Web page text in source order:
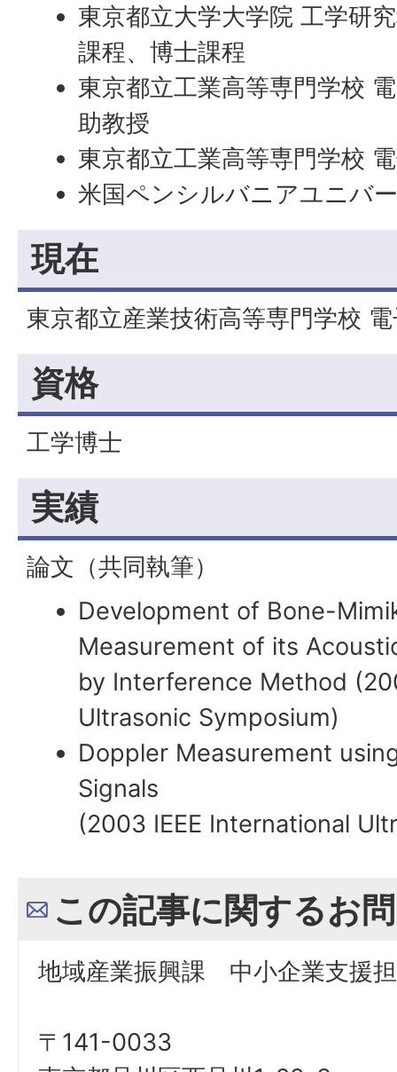
東京都立大学大学院 工学研
課程、博士課程
東京都立工業高等専門学校
助教授
東京都立工業高等専門学校
米国ペンシルバニアユニバ
現在
東京都立産業技術高等専門学校
資格
工学博士
実績
論文（共同執筆）
Development of Bone-
Measurement of its
by Interference Method
Ultrasonic Symposium)
Doppler Measurement
Signals
(2003 IEEE International
この記事に関するお
地域産業振興課 中小企業支援
〒141-0033